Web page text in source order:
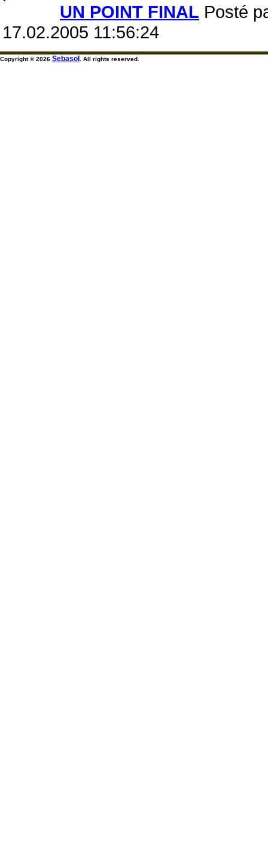
UN POINT FINAL Posté
17.02.2005 11:56:24
Copyright © 2026 Sebasol . All rights reserved.